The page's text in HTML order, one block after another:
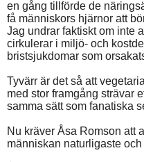
en gång tillförde de
få människors hjärnor att
Jag undrar faktiskt om inte
cirkulerar i miljö- och
bristsjukdomar som
Tyvärr är det så att
med stor framgång strävar
samma sätt som fanatiska
Nu kräver Åsa Romson att
människan naturligaste